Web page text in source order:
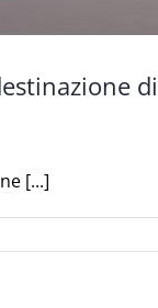
[...]